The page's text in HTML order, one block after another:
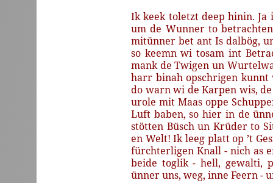
Ik keek toletzt deep hinin. Ja
um de Wunner to
mitünner bet ant Is dalbög,
so keemn wi tosam int
mank de Twigen un
harr binah opschrigen kunnt
do warn wi de Karpen wis, de
urole mit Maas oppe
Luft baben, so hier in de
stötten Büsch un Krüder to
en Welt! Ik leeg platt op ’t
fürchterligen Knall - nich as
beide toglik -hell, gewalti,
ünneruns, weg, inne Feern -